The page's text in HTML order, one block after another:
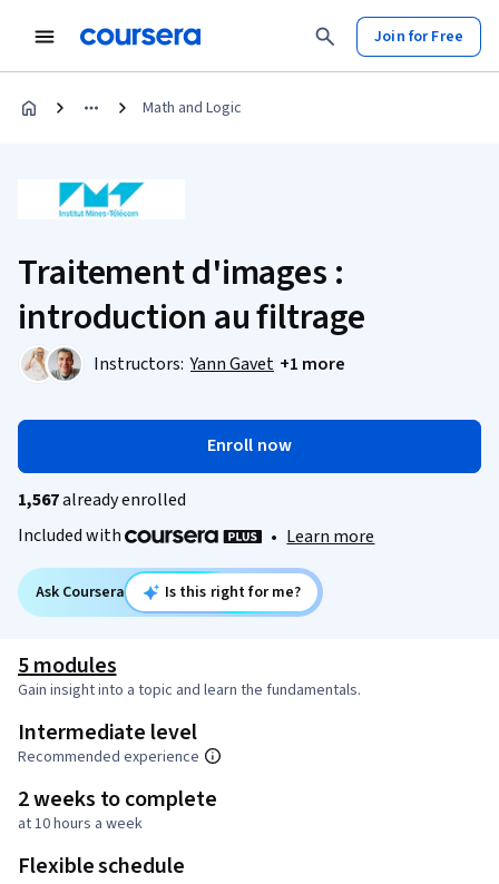
Join for Free
Math and Logic
Traitement d'images :
introduction au filtrage
Instructors: Yann Gavet +1 more
Enroll now
1,567already enrolled
Included with
• Learn more
Ask Coursera Is this right for me?
5 modules
Gain insight into a topic and learn the fundamentals.
Intermediate level
Recommended experience
2 weeks to complete
at 10 hours a week
Flexible schedule